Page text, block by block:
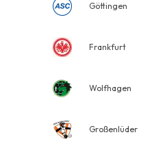
Göttingen
Frankfurt
Wolfhagen
Großenlüder